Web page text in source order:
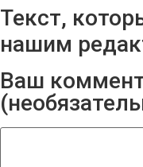
Текст,
нашим
Ваш